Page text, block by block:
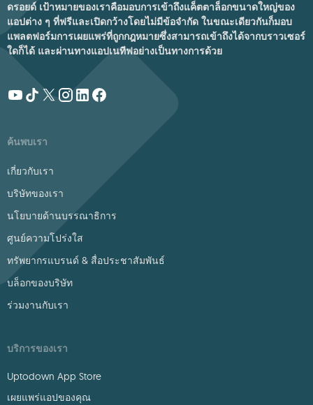
ดรอยด์ เป้าหมายของเราคือมอบการเข้าถึงแค็ตตาล็อกขนาดใหญ่ของ
แอปต่าง ๆ ที่ฟรีและเปิดกว้างโดยไม่มีข้อจำกัด ในขณะเดียวกันก็มอบ
แพลตฟอร์มการเผยแพร่ที่ถูกกฎหมายซึ่งสามารถเข้าถึงได้จากบราวเซอร์
ใดก็ได้ และผ่านทางแอปเนทีฟอย่างเป็นทางการด้วย
ค้นพบเรา
เกี่ยวกับเรา
บริษัทของเรา
นโยบายด้านบรรณาธิการ
ศูนย์ความโปร่งใส
ทรัพยากรแบรนด์ & สื่อประชาสัมพันธ์
บล็อกของบริษัท
ร่วมงานกับเรา
บริการของเรา
Uptodown App Store
เผยแพร่แอปของคุณ